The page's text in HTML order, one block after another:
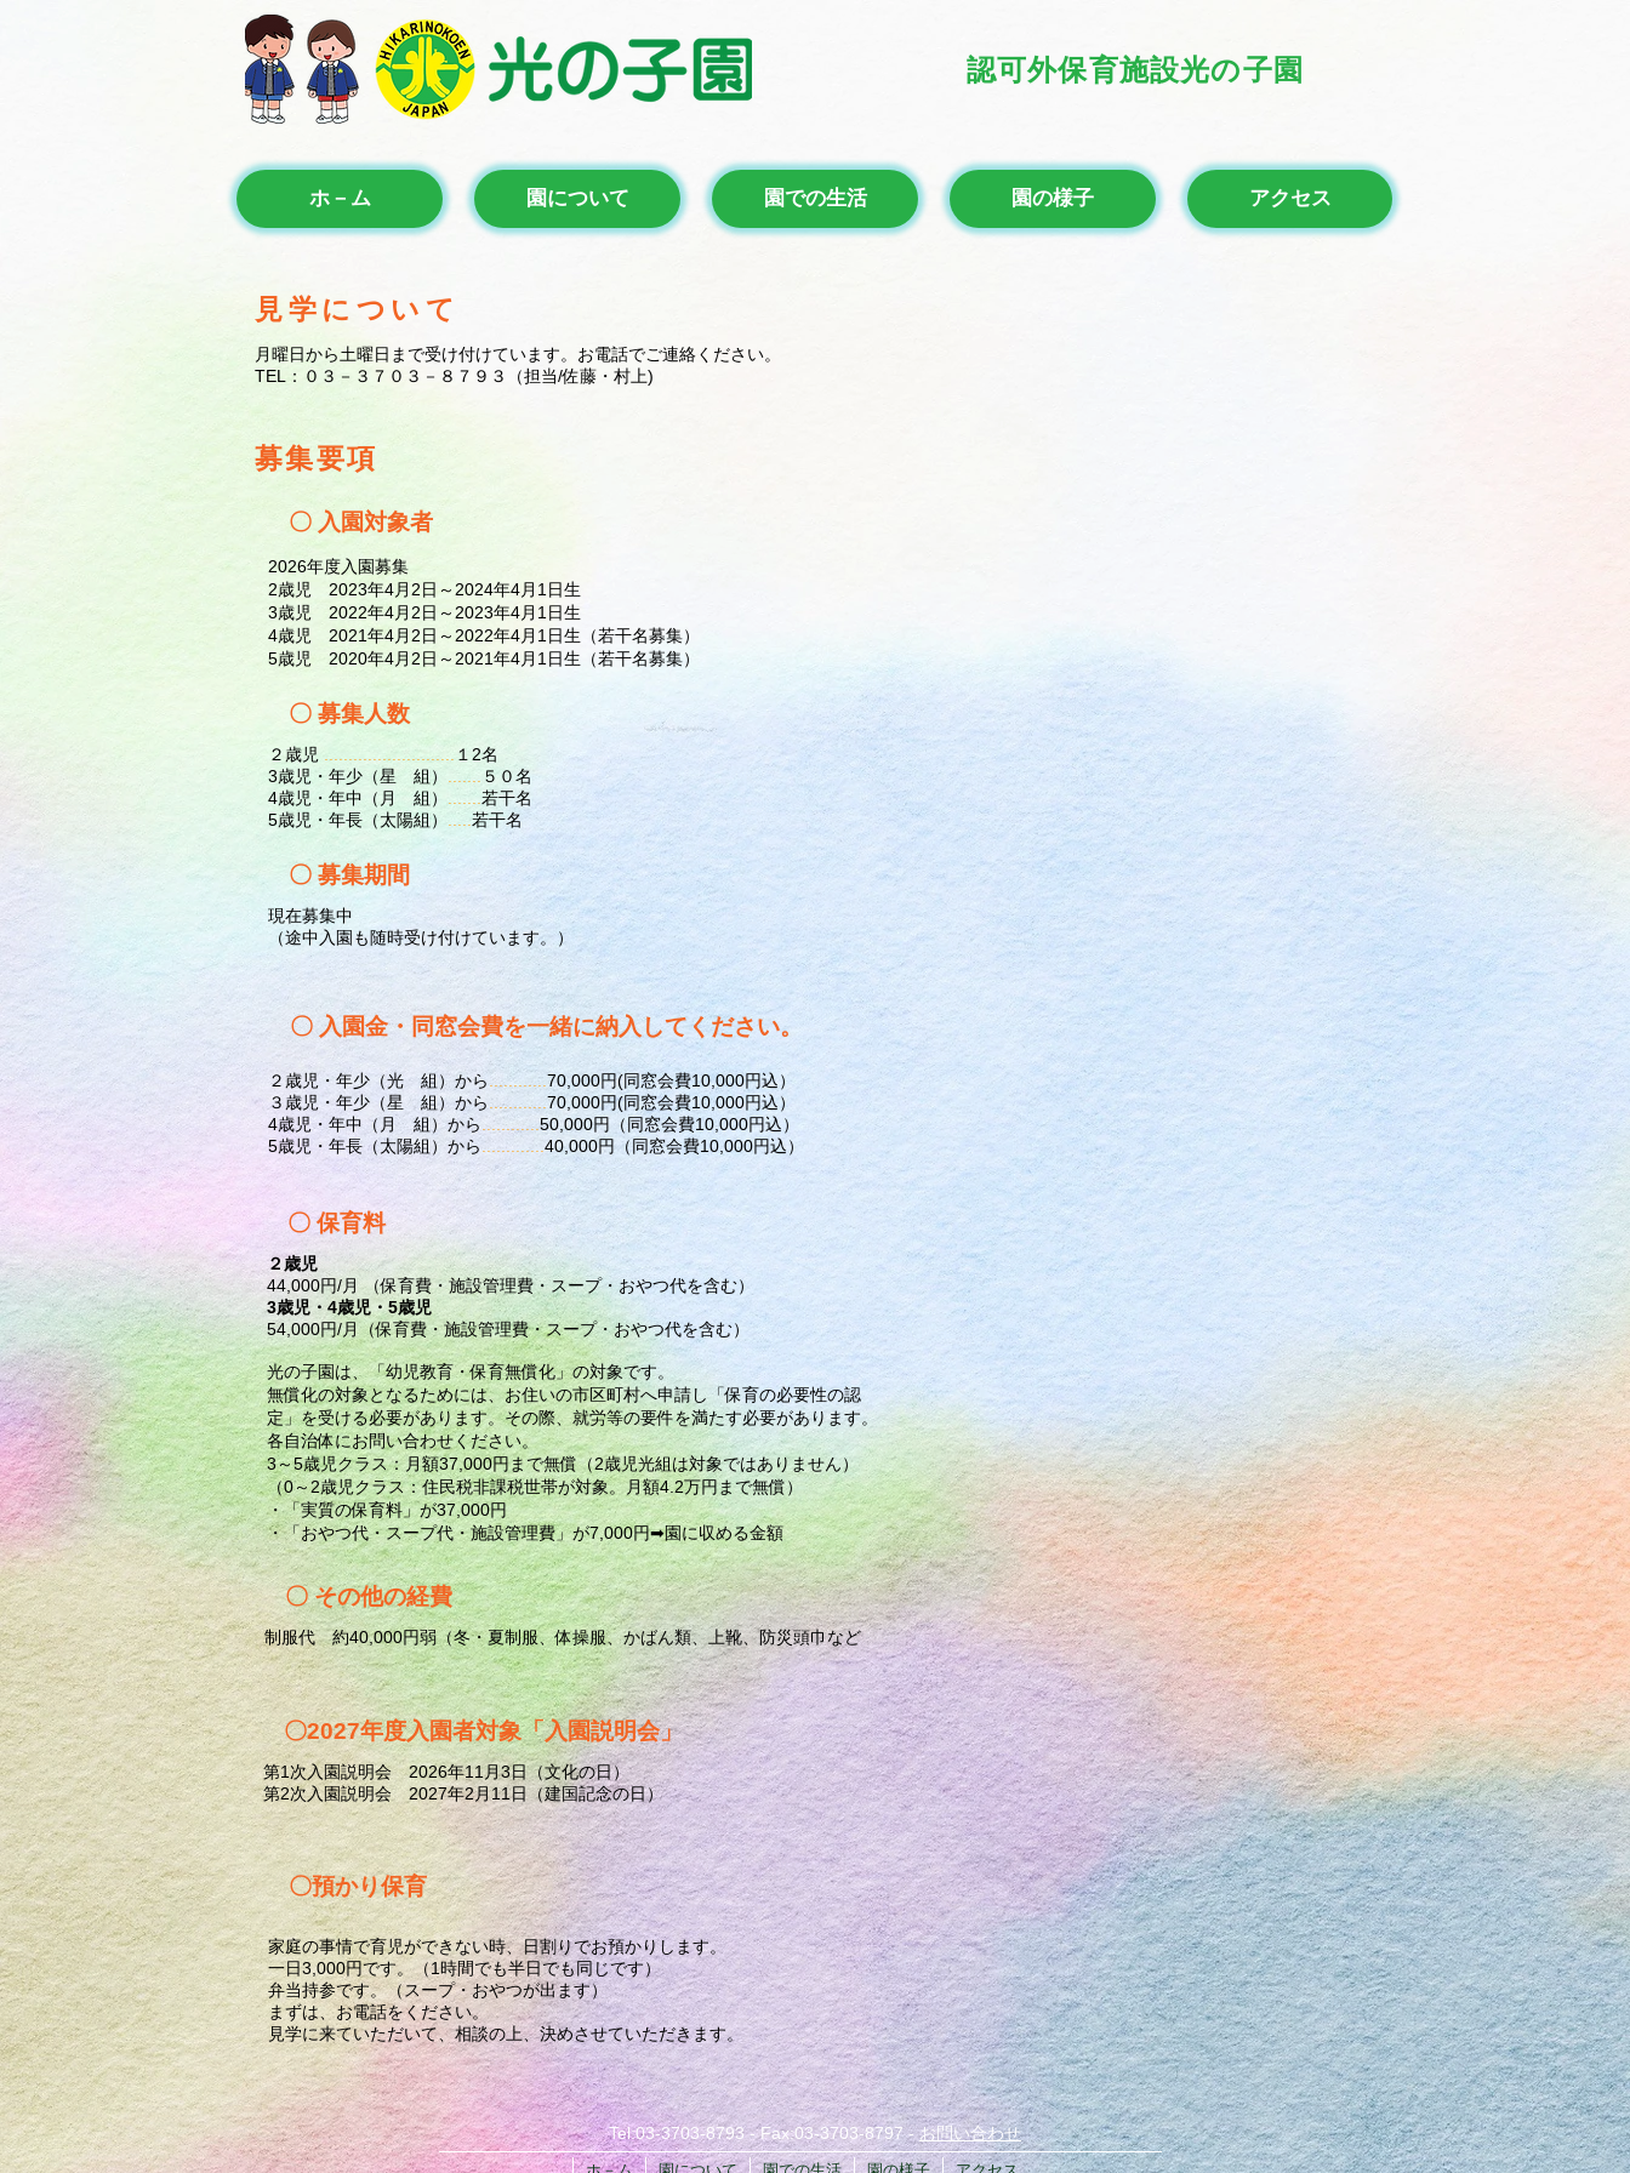
認可外保育施設光の子園
ホ－ム 園について 園での生活 園の様子 アクセス
見学について
月曜日から土曜日まで受け付けています。お電話でご連絡ください。
TEL：０３－３７０３－８７９３（担当/佐藤・村上)
募集要項
〇 入園対象者
2026年度入園募集
2歳児 2023年4月2日～2024年4月1日生
3歳児 2022年4月2日～2023年4月1日生
4歳児 2021年4月2日～2022年4月1日生（若干名募集）
5歳児 2020年4月2日～2021年4月1日生（若干名募集）
〇 募集人数
２歳児
１2名
3歳児・年少（星 組）
５０名
4歳児・年中（月 組）
....... 若干名
5歳児・年長（太陽組）
若干名
〇 募集期間
現在募集中
（途中入園も随時受け付けています。）
〇 入園金・同窓会費を一緒に納入してください。
２歳児・年少（光 組）から ............ 70,000円(同窓会費10,000円込）
３歳児・年少（星 組）から ............ 70,000円(同窓会費10,000円込）
4歳児・年中（月 組）から
............ 50,000円（同窓会費10,000円込）
5歳児・年長（太陽組）から ............. 40,000円（同窓会費10,000円込）
〇 保育料
２歳児
44,000円/月 （保育費・施設管理費・スープ・おやつ代を含む）
3歳児・4歳児・5歳児
54,000円/月（保育費・施設管理費・スープ・おやつ代を含む）
光の子園は、「幼児教育・保育無償化」の対象です。
無償化の対象となるためには、お住いの市区町村へ申請し「保育の必要性の認
定」を受ける必要があります。その際、就労等の要件を満たす必要があります。
各自治体にお問い合わせください。
3～5歳児クラス：月額37,000円まで無償（2歳児光組は対象ではありません）
（0～2歳児クラス：住民税非課税世帯が対象。月額4.2万円まで無償）
・「実質の保育料」が37,000円
・「おやつ代・スープ代・施設管理費」が7,000円➡園に収める金額
〇 その他の経費
制服代 約40,000円弱（冬・夏制服、体操服、かばん類、上靴、防災頭巾など
〇2027年度入園者対象「入園説明会」
第1次入園説明会 2026年11月3日（文化の日）
第2次入園説明会 2027年2月11日（建国記念の日）
〇預かり保育
家庭の事情で育児ができない時、日割りでお預かりします。
一日3,000円です。（1時間でも半日でも同じです）
弁当持参です。（スープ・おやつが出ます）
まずは、お電話をください。
​見学に来ていただいて、相談の上、決めさせていただきます。
Tel:03-3703-8793 - Fax:03-3703-8797 -お問い合わせ